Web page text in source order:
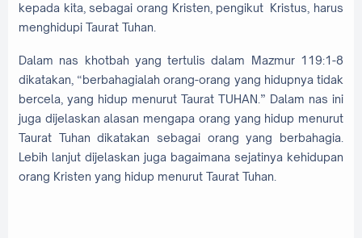
kepada kita, sebagai orang Kristen, pengikut Kristus, harus
menghidupi Taurat Tuhan.
Dalam nas khotbah yang tertulis dalam Mazmur 119:1-8
dikatakan, “berbahagialah orang-orang yang hidupnya tidak
bercela, yang hidup menurut Taurat TUHAN.” Dalam nas ini
juga dijelaskan alasan mengapa orang yang hidup menurut
Taurat Tuhan dikatakan sebagai orang yang berbahagia.
Lebih lanjut dijelaskan juga bagaimana sejatinya kehidupan
orang Kristen yang hidup menurut Taurat Tuhan.